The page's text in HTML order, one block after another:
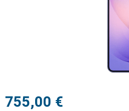
755,00 €